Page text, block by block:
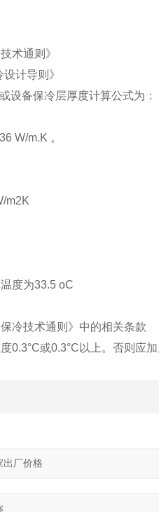
术通则》
计导则》
设备保冷层厚度计算公式为：
W/m.K 。
m2K
度为33.5 oC
冷技术通则》中的相关条款
0.3°C或0.3°C以上。否则应